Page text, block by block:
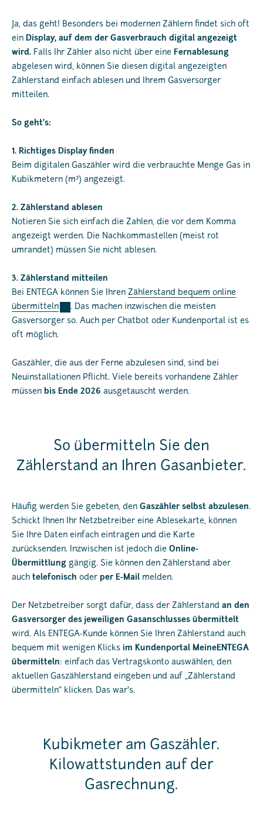
Ja, das geht! Besonders bei modernen Zählern findet sich oft
ein Display, auf dem der Gasverbrauch digital angezeigt
wird. Falls Ihr Zähler also nicht über eine Fernablesung
abgelesen wird, können Sie diesen digital angezeigten
Zählerstand einfach ablesen und Ihrem Gasversorger
mitteilen.
So geht’s:
1. Richtiges Display finden
Beim digitalen Gaszähler wird die verbrauchte Menge Gas in
Kubikmetern (m³) angezeigt.
2. Zählerstand ablesen
Notieren Sie sich einfach die Zahlen, die vor dem Komma
angezeigt werden. Die Nachkommastellen (meist rot
umrandet) müssen Sie nicht ablesen.
3. Zählerstand mitteilen
Bei ENTEGA können Sie Ihren Zählerstand bequem online
übermitteln
. Das machen inzwischen die meisten
Gasversorger so. Auch per Chatbot oder Kundenportal ist es
oft möglich.
Gaszähler, die aus der Ferne abzulesen sind, sind bei
Neuinstallationen Pflicht. Viele bereits vorhandene Zähler
müssen bis Ende 2026 ausgetauscht werden.
So übermitteln Sie den
Zählerstand an Ihren Gasanbieter.
Häufig werden Sie gebeten, den Gaszähler selbst abzulesen.
Schickt Ihnen Ihr Netzbetreiber eine Ablesekarte, können
Sie Ihre Daten einfach eintragen und die Karte
zurücksenden. Inzwischen ist jedoch die Online-
Übermittlung gängig. Sie können den Zählerstand aber
auch telefonisch oder per E-Mail melden.
Der Netzbetreiber sorgt dafür, dass der Zählerstand an den
Gasversorger des jeweiligen Gasanschlusses übermittelt
wird. Als ENTEGA-Kunde können Sie Ihren Zählerstand auch
bequem mit wenigen Klicks im Kundenportal MeineENTEGA
übermitteln: einfach das Vertragskonto auswählen, den
aktuellen Gaszählerstand eingeben und auf „Zählerstand
übermitteln“ klicken. Das war’s.
Kubikmeter am Gaszähler.
Kilowattstunden auf der
Gasrechnung.